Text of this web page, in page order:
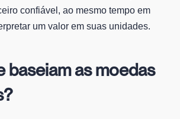
confiável, ao mesmo tempo em
um valor em suas unidades.
baseiam as moedas